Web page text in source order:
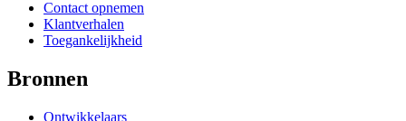
Contact opnemen
Klantverhalen
Toegankelijkheid
Bronnen
Ontwikkelaars